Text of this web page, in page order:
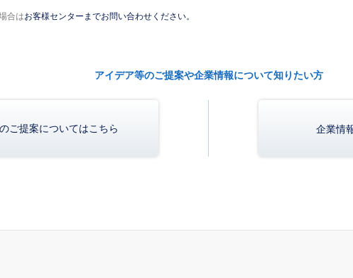
合はお客様センターまでお問い合わせください。
アイデア等のご提案や企業情報について知りたい方
ご提案についてはこちら 企業情